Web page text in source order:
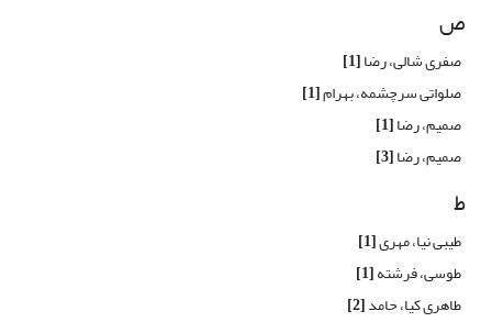
ص
صفری شالی، رضا[1]
صلواتی سرچشمه، بهرام[1]
صمیم، رضا[1]
صمیم، رضا[3]
ط
طیبی نیا، مهری[1]
طوسی، فرشته[1]
طاهری کیا، حامد[2]